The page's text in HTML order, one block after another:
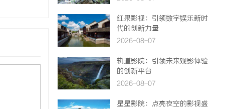
红果影视：引领数字娱乐新时
代的创新力量
2026-08-07
轨道影院：引领未来观影体验
的创新平台
2026-08-07
星星影院：点亮夜空的影视盛